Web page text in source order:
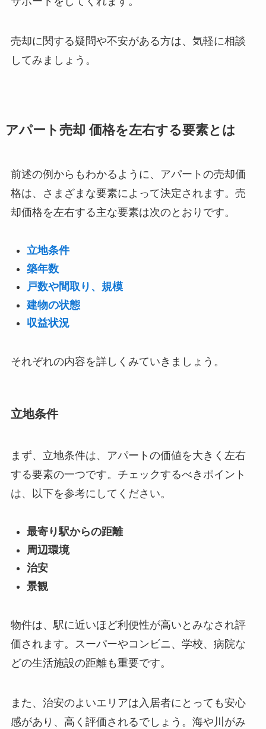
売却に関する疑問や不安がある方は、気軽に相談
してみましょう。
アパート売却 価格を左右する要素とは
前述の例からもわかるように、アパートの売却価
格は、さまざまな要素によって決定されます。売
却価格を左右する主な要素は次のとおりです。
立地条件
築年数
戸数や間取り、規模
建物の状態
収益状況
それぞれの内容を詳しくみていきましょう。
立地条件
まず、立地条件は、アパートの価値を大きく左右
する要素の一つです。チェックするべきポイント
は、以下を参考にしてください。
最寄り駅からの距離
周辺環境
治安
景観
物件は、駅に近いほど利便性が高いとみなされ評
価されます。スーパーやコンビニ、学校、病院な
どの生活施設の距離も重要です。
また、治安のよいエリアは入居者にとっても安心
感があり、高く評価されるでしょう。海や川がみ